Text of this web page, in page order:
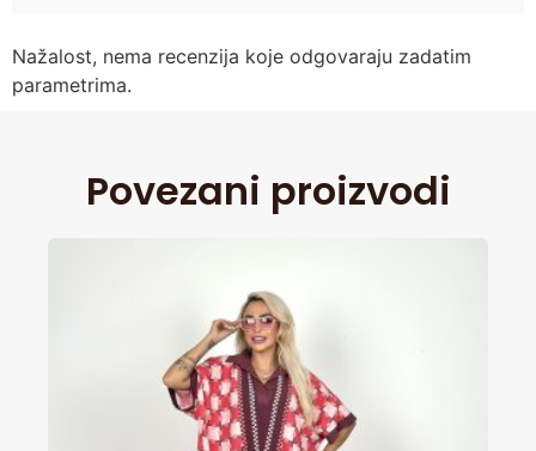
Nažalost, nema recenzija koje odgovaraju zadatim
parametrima.
Povezani proizvodi